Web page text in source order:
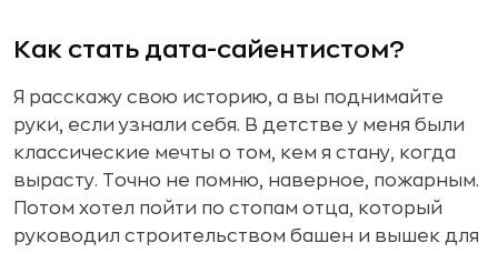
Как стать дата-сайентистом?
Я расскажу свою историю, а вы поднимайте
руки, если узнали себя. В детстве у меня были
классические мечты о том, кем я стану, когда
вырасту. Точно не помню, наверное, пожарным.
Потом хотел пойти по стопам отца, который
руководил строительством башен и вышек для